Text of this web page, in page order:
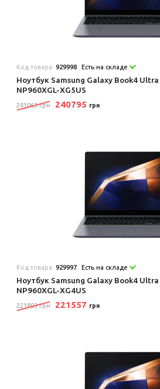
Код товара:929998 Есть на складе
Ноутбук Samsung Galaxy Book4
NP960XGL-XG5US
241063 грн 240795 грн
Код товара:929997 Есть на складе
Ноутбук Samsung Galaxy Book4
NP960XGL-XG4US
221803 грн 221557 грн